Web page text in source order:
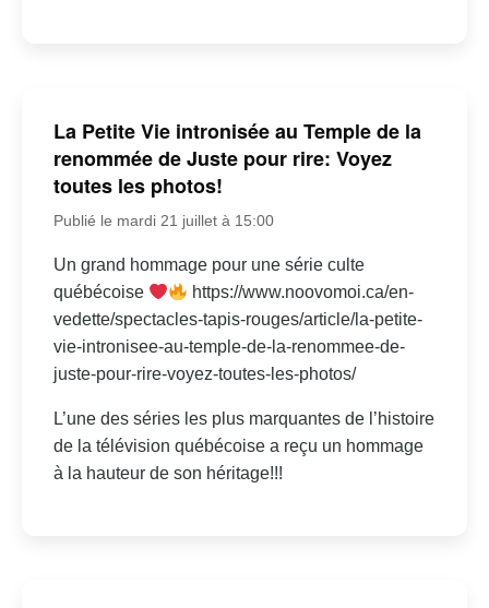
La Petite Vie intronisée au Temple de la
renommée de Juste pour rire: Voyez
toutes les photos!
Publié le mardi 21 juillet à 15:00
Un grand hommage pour une série culte
québécoise
https://www.noovomoi.ca/en-
vedette/spectacles-tapis-rouges/article/la-petite-
vie-intronisee-au-temple-de-la-renommee-de-
juste-pour-rire-voyez-toutes-les-photos/
L’une des séries les plus marquantes de l’histoire
de la télévision québécoise a reçu un hommage
à la hauteur de son héritage!!!